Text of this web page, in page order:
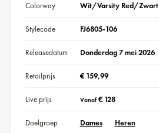
Colorway Wit/Varsity Red/Zwart
Stylecode FJ6805-106
Releasedatum Donderdag 7 mei 2026
Retailprijs € 159,99
Live prijs Vanaf€ 128
Doelgroep Dames Heren